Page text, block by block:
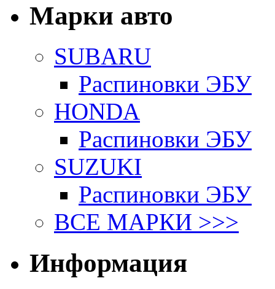
Марки авто
SUBARU
Распиновки ЭБУ
HONDA
Распиновки ЭБУ
SUZUKI
Распиновки ЭБУ
ВСЕ МАРКИ >>>
Информация